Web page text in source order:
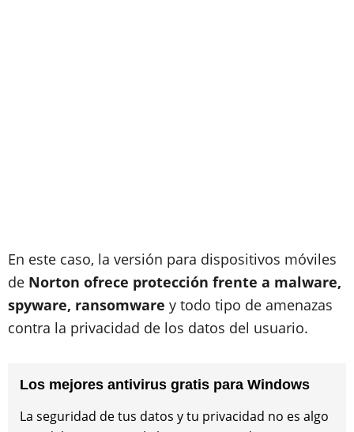
En este caso, la versión para dispositivos móviles
de Norton ofrece protección frente a malware,
spyware, ransomware y todo tipo de amenazas
contra la privacidad de los datos del usuario.
Los mejores antivirus gratis para Windows
La seguridad de tus datos y tu privacidad no es algo